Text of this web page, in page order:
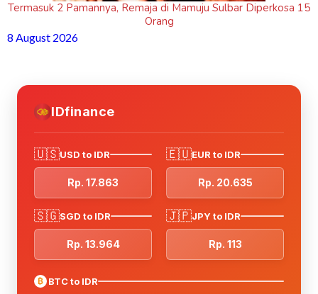
Termasuk 2 Pamannya, Remaja di Mamuju Sulbar Diperkosa 15
Orang
8 August 2026
IDfinance
🇺🇸USD to IDR
Rp. 17.863
🇪🇺EUR to IDR
Rp. 20.635
🇸🇬SGD to IDR
Rp. 13.964
🇯🇵JPY to IDR
Rp. 113
₿ BTC to IDR